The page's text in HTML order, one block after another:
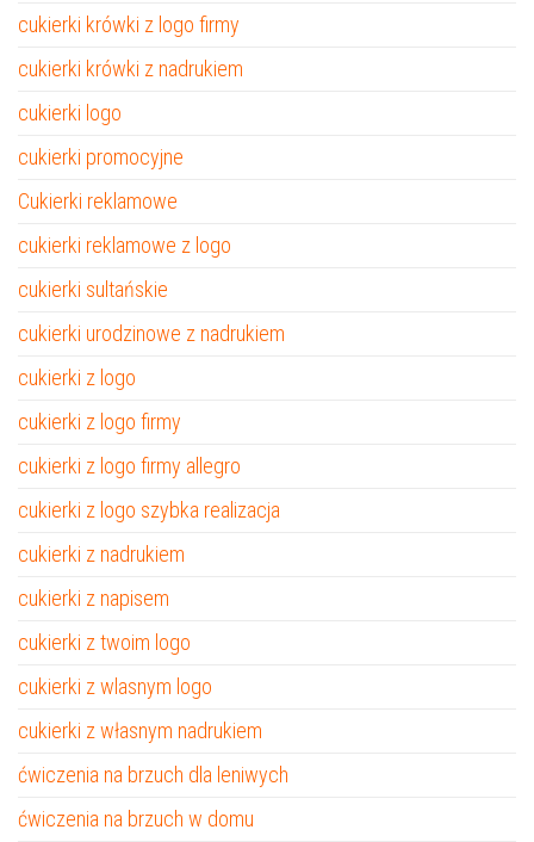
cukierki krówki z logo firmy
cukierki krówki z nadrukiem
cukierki logo
cukierki promocyjne
Cukierki reklamowe
cukierki reklamowe z logo
cukierki sultańskie
cukierki urodzinowe z nadrukiem
cukierki z logo
cukierki z logo firmy
cukierki z logo firmy allegro
cukierki z logo szybka realizacja
cukierki z nadrukiem
cukierki z napisem
cukierki z twoim logo
cukierki z wlasnym logo
cukierki z własnym nadrukiem
ćwiczenia na brzuch dla leniwych
ćwiczenia na brzuch w domu